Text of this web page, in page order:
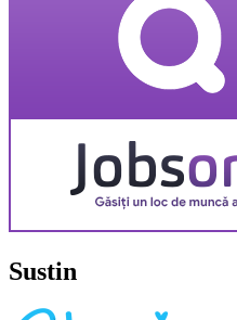
Sustin